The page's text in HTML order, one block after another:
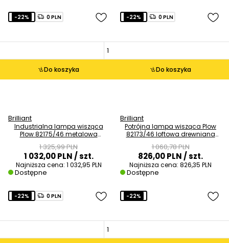
Do koszyka
-22% 0 PLN
Brilliant
Industrialna lampa wisząca
Plow 82175/46 metalowa
1 325,99 PLN
1 032,00 PLN/ szt.
Najniższa cena: 1 032,95 PLN
Dostępne
Do koszyka
-22% 0 PLN
Brilliant
Potrójna lampa wisząca Plow
82173/46 loftowa drewniana
1 060,78 PLN
826,00 PLN/ szt.
Najniższa cena: 826,35 PLN
Dostępne
-22% 0 PLN -22%